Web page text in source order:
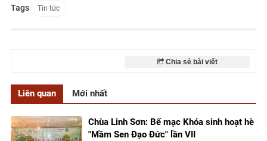
Tags Tin tức
Chia sẻ bài viết
Liên quan Mới nhất
Chùa Linh Sơn: Bế mạc Khóa sinh hoạt hè
"Mầm Sen Đạo Đức" lần VII